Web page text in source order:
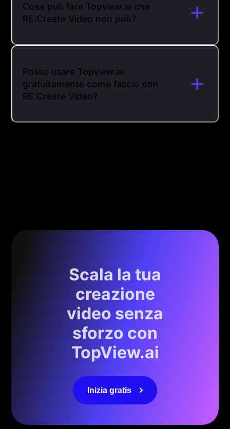
Cosa può fare Topview.ai che
RE:Create Video non può?
Posso usare Topview.ai
gratuitamente come faccio con
RE:Create Video?
Scala la tua
creazione
video senza
sforzo con
TopView.ai
Inizia gratis